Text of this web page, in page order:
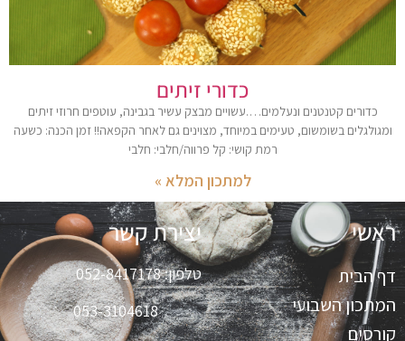
כדורי זיתים
כדורים קטנטנים ונעלמים….עשויים מבצק עשיר בגבינה, עוטפים חרוזי זיתים
ומגולגלים בשומשום, טעימים במיוחד, מצוינים גם לאחר הקפאה!! זמן הכנה: כשעה
רמת קושי: קל פרווה/חלבי: חלבי
למתכון המלא »
ראשי
דף הבית
המתכון השבועי
קורסים
יצירת קשר
טלפון:052-8417178
053-3104618